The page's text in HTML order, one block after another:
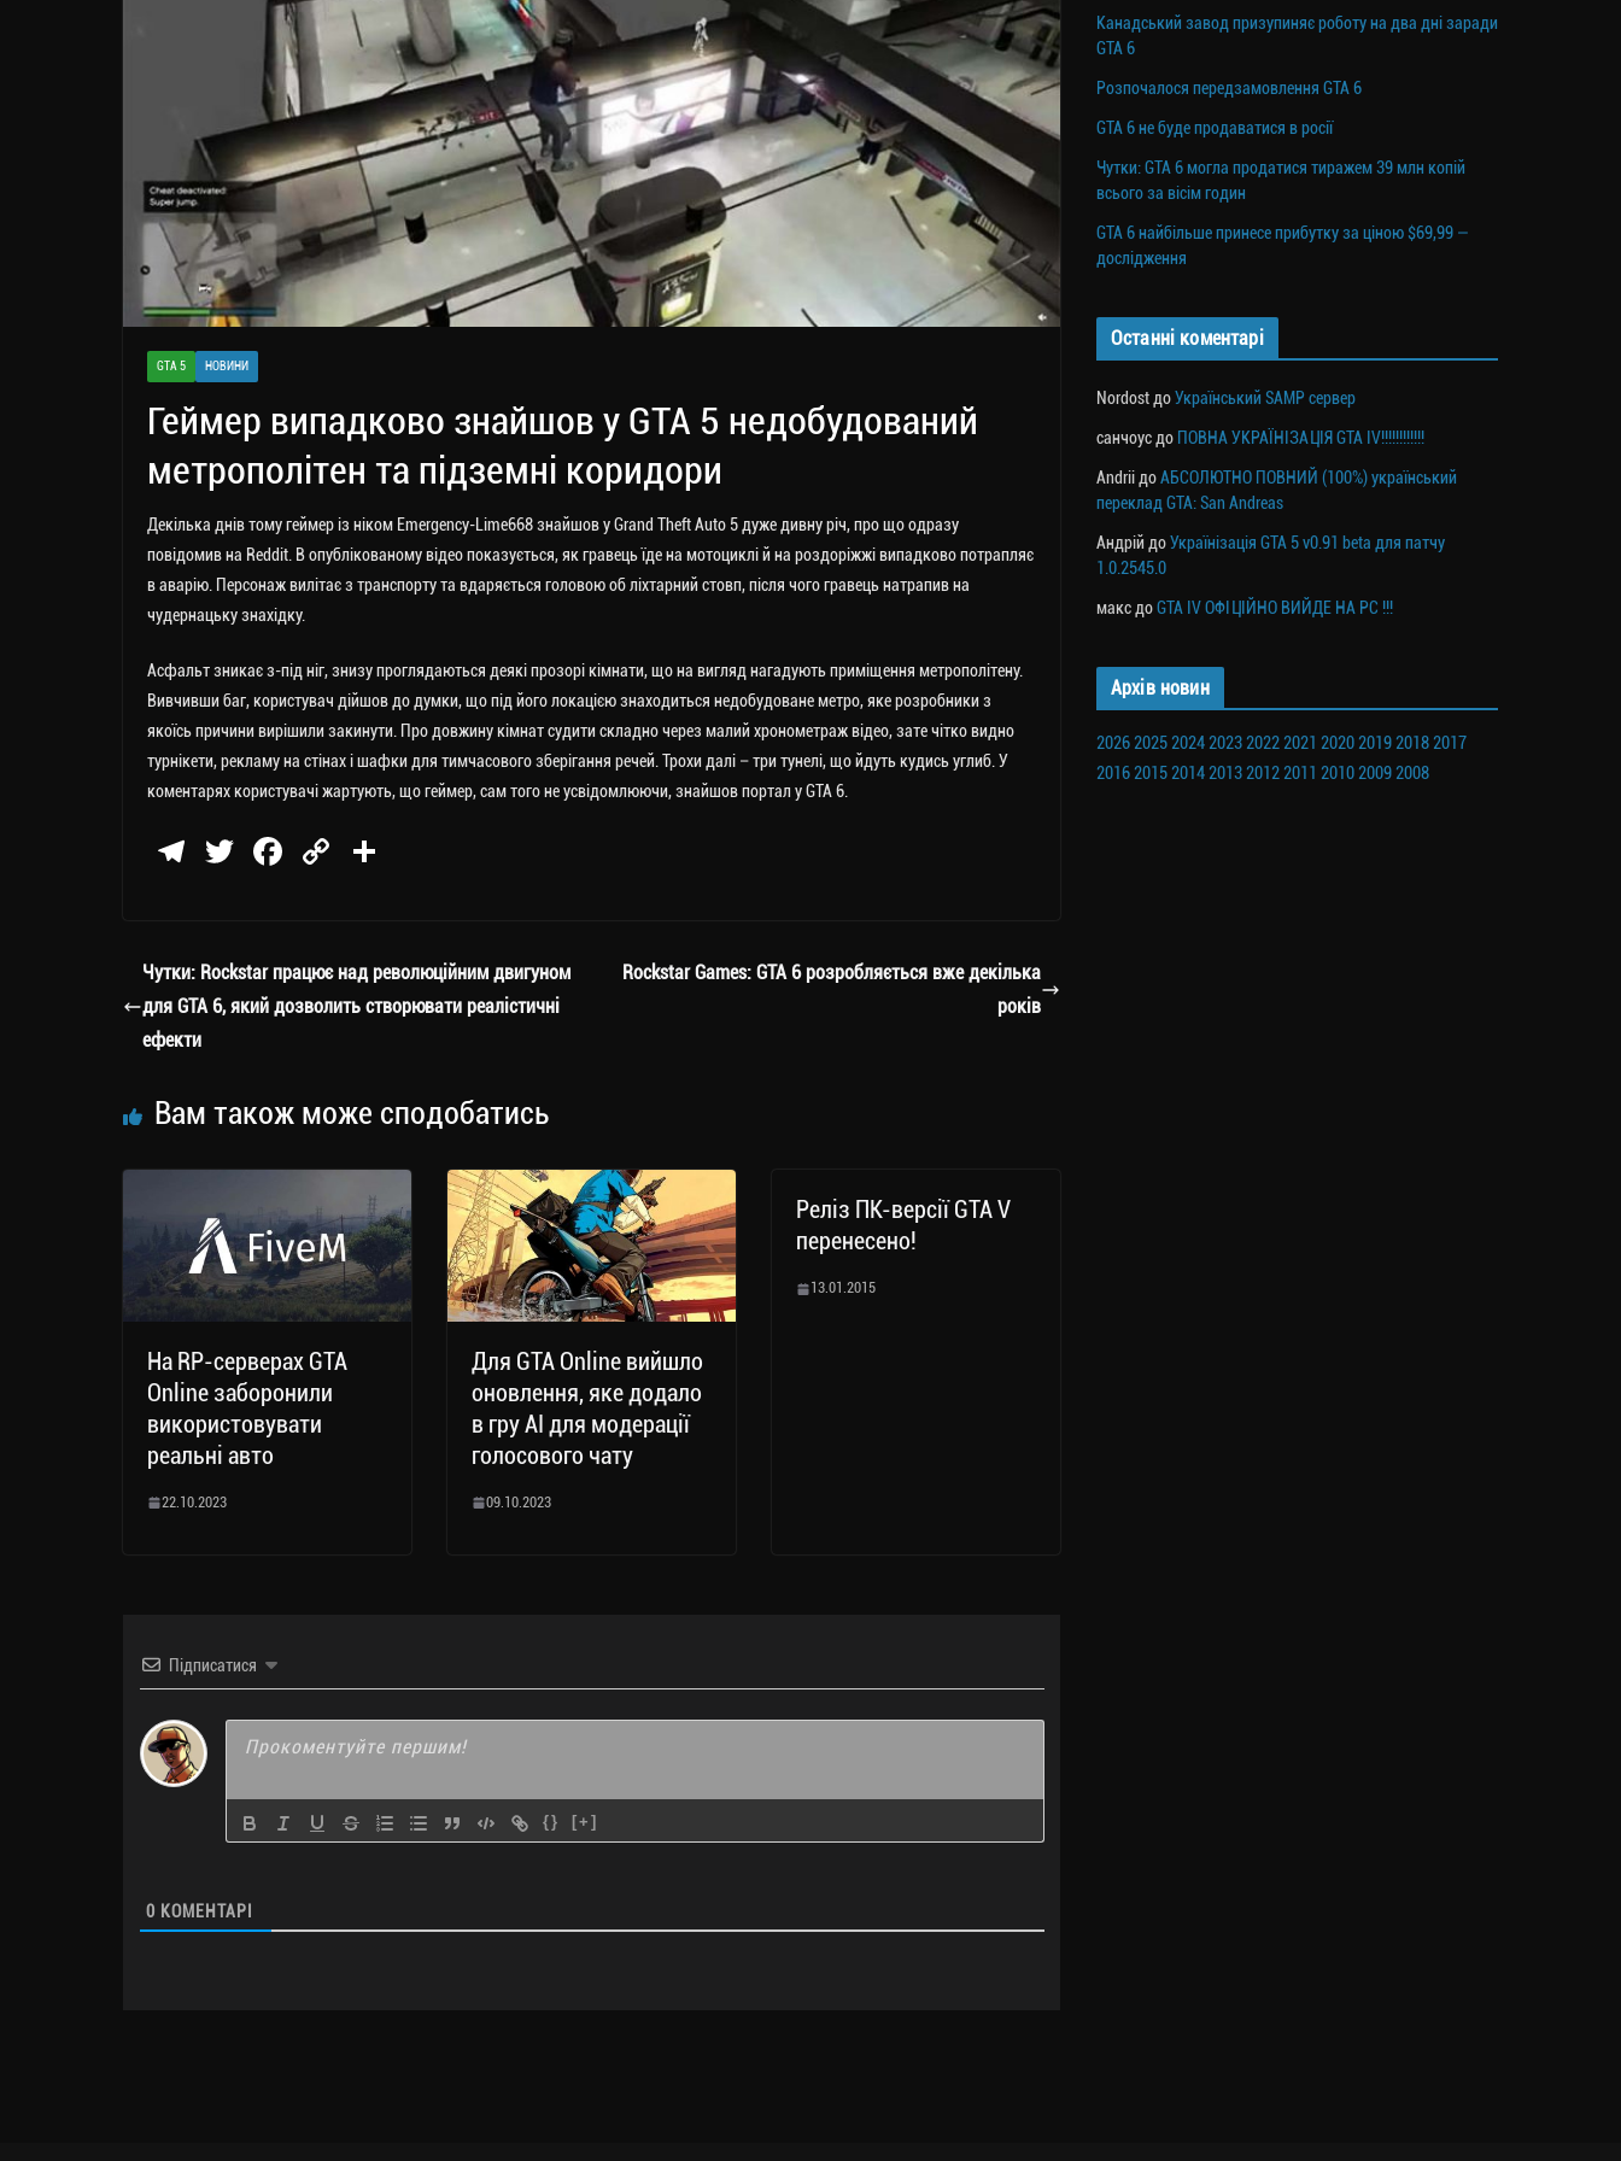
GTA 5 НОВИНИ
Геймер випадково знайшов у GTA 5 недобудований
метрополітен та підземні коридори
Декілька днів тому геймер із ніком Emergency-Lime668 знайшов у Grand Theft Auto 5 дуже дивну річ, про що одразу
повідомив на Reddit. В опублікованому відео показується, як гравець їде на мотоциклі й на роздоріжжі випадково потрапляє
в аварію. Персонаж вилітає з транспорту та вдаряється головою об ліхтарний стовп, після чого гравець натрапив на
чудернацьку знахідку.
Асфальт зникає з-під ніг, знизу проглядаються деякі прозорі кімнати, що на вигляд нагадують приміщення метрополітену.
Вивчивши баг, користувач дійшов до думки, що під його локацією знаходиться недобудоване метро, ​​яке розробники з
якоїсь причини вирішили закинути. Про довжину кімнат судити складно через малий хронометраж відео, зате чітко видно
турнікети, рекламу на стінах і шафки для тимчасового зберігання речей. Трохи далі – три тунелі, що йдуть кудись углиб. У
коментарях користувачі жартують, що геймер, сам того не усвідомлюючи, знайшов портал у GTA 6.
Te
a
m
T
er
Fa
ok
C
Li
nk
ли
ти
Чутки: Rockstar працює над революційним двигуном
для GTA 6, який дозволить створювати реалістичні
ефекти
Rockstar Games: GTA 6 розробляється вже декілька
років
Вам також може сподобатись
На RP-серверах GTA
Online заборонили
використовувати
реальні авто
22.10.2023
Для GTA Online вийшло
оновлення, яке додало
в гру AI для модерації
голосового чату
09.10.2023
Реліз ПК-версії GTA V
перенесено!
13.01.2015
Підписатися
{} [+]
0 КОМЕНТАРІ
Канадський завод призупиняє роботу на два дні заради
GTA 6
Розпочалося передзамовлення GTA 6
GTA 6 не буде продаватися в росії
Чутки: GTA 6 могла продатися тиражем 39 млн копій
всього за вісім годин
GTA 6 найбільше принесе прибутку за ціною $69,99 —
дослідження
Останні коментарі
Nordost доУкраїнський SAMP сервер
санчоус до ПОВНА УКРАЇНІЗАЦІЯ GTA IV!!!!!!!!!!!!
Andrii доАБСОЛЮТНО ПОВНИЙ (100%) український
переклад GTA: San Andreas
Андрій доУкраїнізація GTA 5 v0.91 beta для патчу
1.0.2545.0
макс доGTA IV ОФІЦІЙНО ВИЙДЕ НА PC !!!
Архів новин
202620252024202320222021 2020201920182017
201620152014201320122011 201020092008